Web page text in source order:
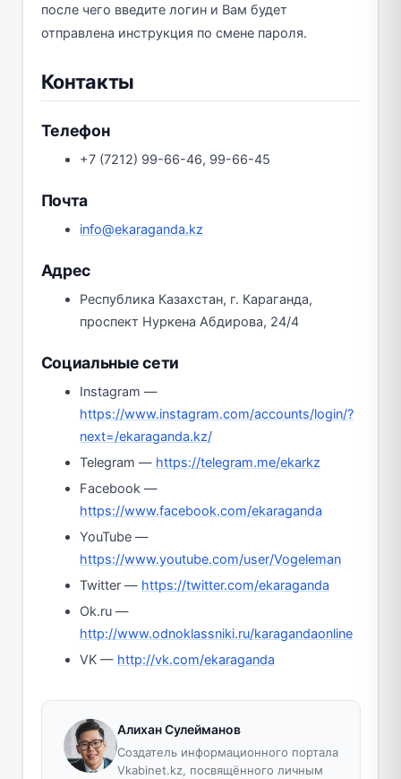
после чего введите логин и Вам будет
отправлена инструкция по смене пароля.
Контакты
Телефон
+7 (7212) 99-66-46, 99-66-45
Почта
info@ekaraganda.kz
Адрес
Республика Казахстан, г. Караганда,
проспект Нуркена Абдирова, 24/4
Социальные сети
Instagram —
https://www.instagram.com/accounts/login/?
next=/ekaraganda.kz/
Telegram — https://telegram.me/ekarkz
Facebook —
https://www.facebook.com/ekaraganda
YouTube —
https://www.youtube.com/user/Vogeleman
Twitter — https://twitter.com/ekaraganda
Ok.ru —
http://www.odnoklassniki.ru/karagandaonline
VK — http://vk.com/ekaraganda
Алихан Сулейманов
Создатель информационного портала
Vkabinet.kz, посвящённого личным